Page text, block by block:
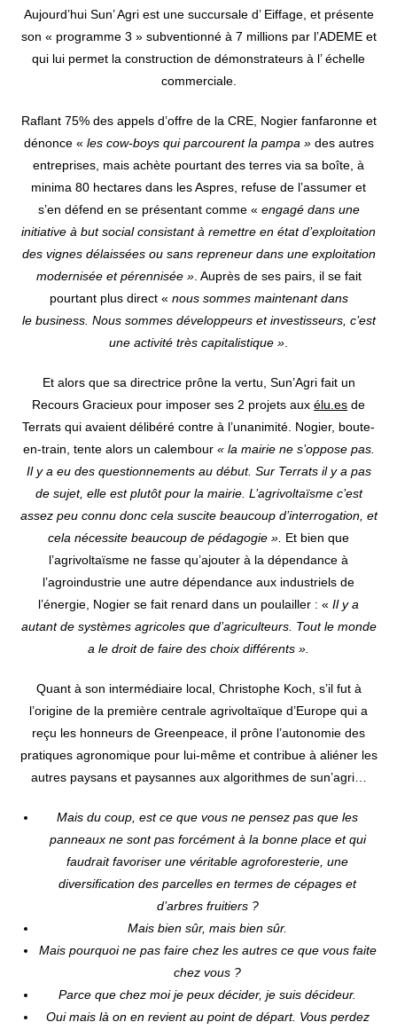
Aujourd’hui Sun’ Agri est une succursale d’ Eiffage, et présente
son « programme 3 » subventionné à 7 millions par l’ADEME et
qui lui permet la construction de démonstrateurs à l’ échelle
commerciale.
Raflant 75% des appels d’offre de la CRE, Nogier fanfaronne et
dénonce « les cow-boys qui parcourent la pampa » des autres
entreprises, mais achète pourtant des terres via sa boîte, à
minima 80 hectares dans les Aspres, refuse de l’assumer et
s’en défend en se présentant comme « engagé dans une
initiative à but social consistant à remettre en état d’exploitation
des vignes délaissées ou sans repreneur dans une exploitation
modernisée et pérennisée ». Auprès de ses pairs, il se fait
pourtant plus direct « nous sommes maintenant dans
le business. Nous sommes développeurs et investisseurs, c’est
une activité très capitalistique »
Et alors que sa directrice prône la vertu, Sun’Agri fait un
Recours Gracieux pour imposer ses 2 projets aux élu.es de
Terrats qui avaient délibéré contre à l’unanimité. Nogier, boute-
en-train, tente alors un calembour « la mairie ne s’oppose pas.
Il y a eu des questionnements au début. Sur Terrats il y a pas
de sujet, elle est plutôt pour la mairie. L’agrivoltaïsme c’est
assez peu connu donc cela suscite beaucoup d’interrogation, et
cela nécessite beaucoup de pédagogie ». Et bien que
l’agrivoltaïsme ne fasse qu’ajouter à la dépendance à
l’agroindustrie une autre dépendance aux industriels de
l’énergie, Nogier se fait renard dans un poulailler : « Il y a
autant de systèmes agricoles que d’agriculteurs. Tout le monde
a le droit de faire des choix différents ».
Quant à son intermédiaire local, Christophe Koch, s’il fut à
l’origine de la première centrale agrivoltaïque d’Europe qui a
reçu les honneurs de Greenpeace, il prône l’autonomie des
pratiques agronomique pour lui-même et contribue à aliéner les
autres paysans et paysannes aux algorithmes de sun’agri…
Mais du coup, est ce que vous ne pensez pas que les
panneaux ne sont pas forcément à la bonne place et qui
faudrait favoriser une véritable agroforesterie, une
diversification des parcelles en termes de cépages et
d’arbres fruitiers ?
Mais bien sûr, mais bien sûr.
Mais pourquoi ne pas faire chez les autres ce que vous faite
chez vous ?
Parce que chez moi je peux décider, je suis décideur.
Oui mais là on en revient au point de départ. Vous perdez